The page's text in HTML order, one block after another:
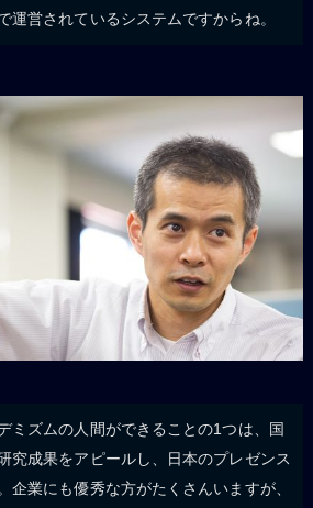
運営されているシステムですからね。
ミズムの人間ができることの1つは、国
究成果をアピールし、日本のプレゼンス
企業にも優秀な方がたくさんいますが、